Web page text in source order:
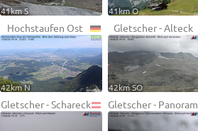
41km S 41km O
Hochstaufen Ost
42km N
Gletscher - Alteck
42km SO
Gletscher - Schareck Gletscher -